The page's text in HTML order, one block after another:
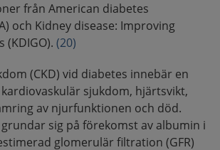
från American diabetes
och Kidney disease: Improving
(KDIGO). (20)
(CKD) vid diabetes innebär en
sjukdom, hjärtsvikt,
av njurfunktionen och död.
grundar sig på förekomst av albumin i
glomerulär filtration (GFR)